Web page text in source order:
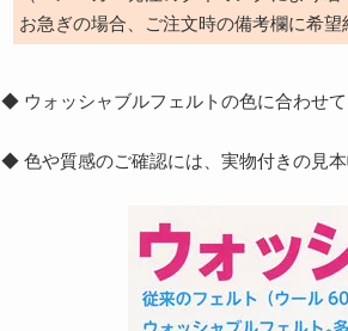
お急ぎの場合、ご注文時の備考欄に希
◆ ウォッシャブルフェルトの色に合わ
◆ 色や質感のご確認には、実物付きの